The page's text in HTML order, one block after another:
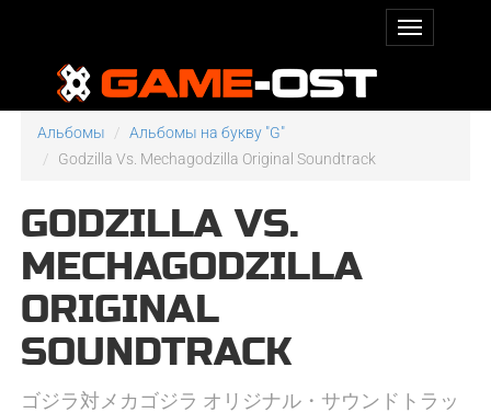
Альбомы
Альбомы на букву "G"
Godzilla Vs. Mechagodzilla Original Soundtrack
GODZILLA VS.
MECHAGODZILLA
ORIGINAL
SOUNDTRACK
ゴジラ対メカゴジラ オリジナル・サウンドトラッ